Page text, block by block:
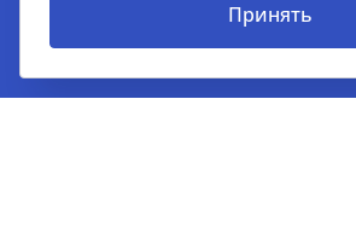
Принять